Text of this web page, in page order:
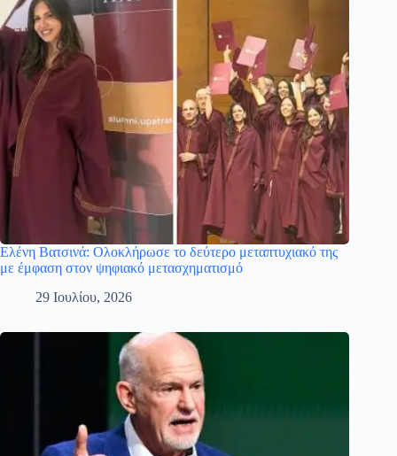
Ελένη Βατσινά: Ολοκλήρωσε το δεύτερο μεταπτυχιακό της
με έμφαση στον ψηφιακό μετασχηματισμό
29 Ιουλίου, 2026